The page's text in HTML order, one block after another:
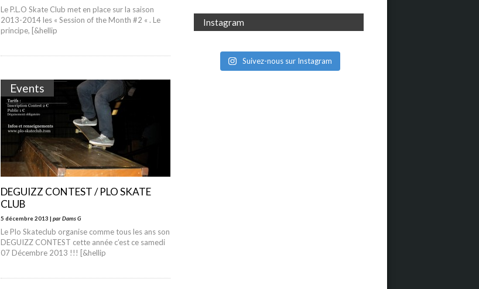
Le P.L.O Skate Club met en place sur la saison
2013-2014 les « Session of the Month #2 « . Le
principe, [&hellip
Events
DEGUIZZ CONTEST / PLO SKATE
CLUB
5 décembre 2013 | par Dams G
Le Plo Skateclub organise comme tous les ans son
DEGUIZZ CONTEST cette année c’est ce samedi
07 Décembre 2013 !!! [&hellip
Instagram
Suivez-nous sur Instagram